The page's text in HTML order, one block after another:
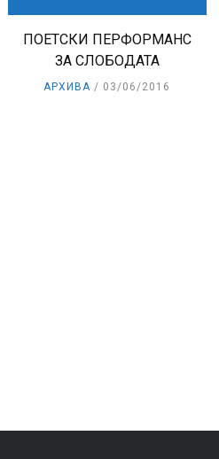
ПОЕТСКИ ПЕРФОРМАНС
ЗА СЛОБОДАТА
АРХИВА 03/06/2016